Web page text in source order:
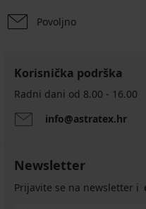
Povoljno
Korisnička podrška
Radni dani od 8.00 - 16.00
info@astratex.hr
Newsletter
Prijavite se na newsletter i